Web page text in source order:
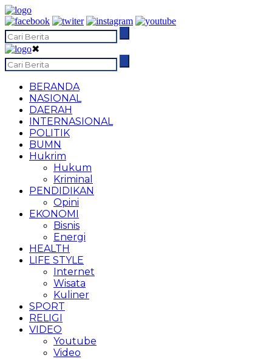
✖
BERANDA
NASIONAL
DAERAH
INTERNASIONAL
POLITIK
BUMN
Hukrim
Hukum
Kriminal
PENDIDIKAN
Opini
EKONOMI
Bisnis
Energi
HEALTH
LIFE STYLE
Internet
Wisata
Kuliner
SPORT
RELIGI
VIDEO
Youtube
Video